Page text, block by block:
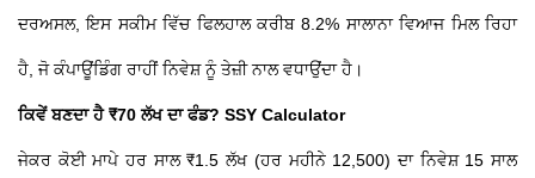
ਦਰਅਸਲ, ਇਸ ਸਕੀਮ ਵਿੱਚ ਫਿਲਹਾਲ ਕਰੀਬ 8.2% ਸਾਲਾਨਾ ਵਿਆਜ ਮਿਲ ਰਿਹਾ
ਹੈ, ਜੋ ਕੰਪਾਊਂਡਿੰਗ ਰਾਹੀਂ ਨਿਵੇਸ਼ ਨੂੰ ਤੇਜ਼ੀ ਨਾਲ ਵਧਾਉਂਦਾ ਹੈ।
ਕਿਵੇਂ ਬਣਦਾ ਹੈ ₹70 ਲੱਖ ਦਾ ਫੰਡ? SSY Calculator
ਜੇਕਰ ਕੋਈ ਮਾਪੇ ਹਰ ਸਾਲ ₹1.5 ਲੱਖ (ਹਰ ਮਹੀਨੇ 12,500) ਦਾ ਨਿਵੇਸ਼ 15 ਸਾਲ